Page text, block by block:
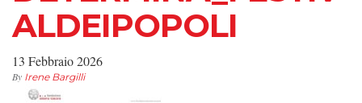
ALDEIPOPOLI
13 Febbraio 2026
By Irene Bargilli